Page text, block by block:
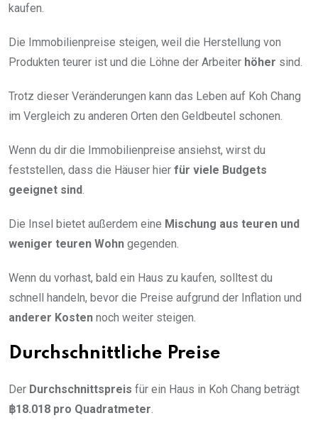
kaufen.
Die Immobilienpreise steigen, weil die Herstellung von
Produkten teurer ist und die Löhne der Arbeiter höher sind.
Trotz dieser Veränderungen kann das Leben auf Koh Chang
im Vergleich zu anderen Orten den Geldbeutel schonen.
Wenn du dir die Immobilienpreise ansiehst, wirst du
feststellen, dass die Häuser hier für viele Budgets
geeignet sind
Die Insel bietet außerdem eine Mischung aus teuren und
weniger teuren Wohn gegenden.
Wenn du vorhast, bald ein Haus zu kaufen, solltest du
schnell handeln, bevor die Preise aufgrund der Inflation und
anderer Kosten noch weiter steigen.
Durchschnittliche Preise
Der Durchschnittspreis für ein Haus in Koh Chang beträgt
฿18.018 pro Quadratmeter